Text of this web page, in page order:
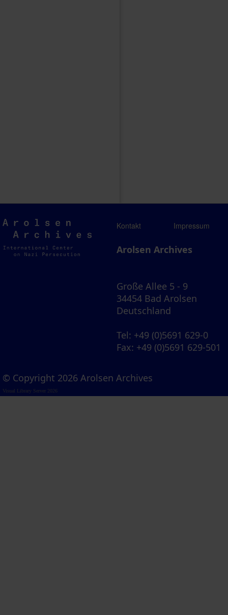
Arolsen
Archives
Kontakt Impressum
Arolsen Archives
Große Allee 5 - 9
34454 Bad Arolsen
Deutschland
Tel: +49 (0)5691 629-0
Fax: +49 (0)5691 629-501
© Copyright 2026 Arolsen Archives
Visual Library Server 2026